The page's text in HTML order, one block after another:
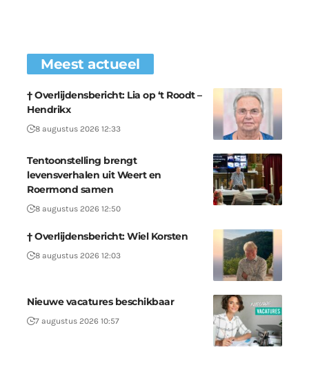
Meest actueel
† Overlijdensbericht: Lia op ‘t Roodt –
Hendrikx
8 augustus 2026 12:33
Tentoonstelling brengt
levensverhalen uit Weert en
Roermond samen
8 augustus 2026 12:50
† Overlijdensbericht: Wiel Korsten
8 augustus 2026 12:03
Nieuwe vacatures beschikbaar
7 augustus 2026 10:57